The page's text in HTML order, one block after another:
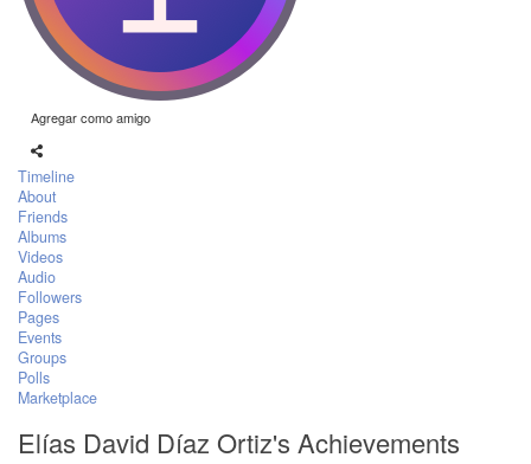
Agregar como amigo
Timeline
About
Friends
Albums
Videos
Audio
Followers
Pages
Events
Groups
Polls
Marketplace
Elías David Díaz Ortiz's Achievements